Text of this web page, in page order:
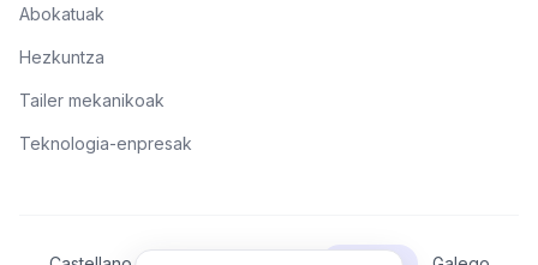
Abokatuak
Hezkuntza
Tailer mekanikoak
Teknologia-enpresak